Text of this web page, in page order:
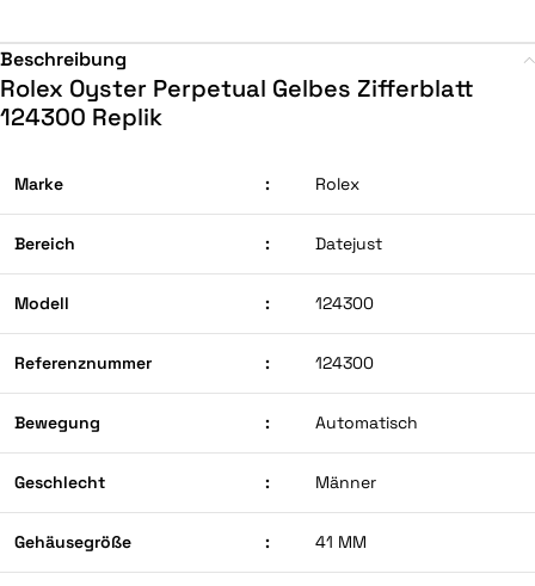
Beschreibung
Rolex Oyster Perpetual Gelbes Zifferblatt
124300 Replik
Marke : Rolex
Bereich : Datejust
Modell : 124300
Referenznummer : 124300
Bewegung : Automatisch
Geschlecht : Männer
Gehäusegröße : 41 MM